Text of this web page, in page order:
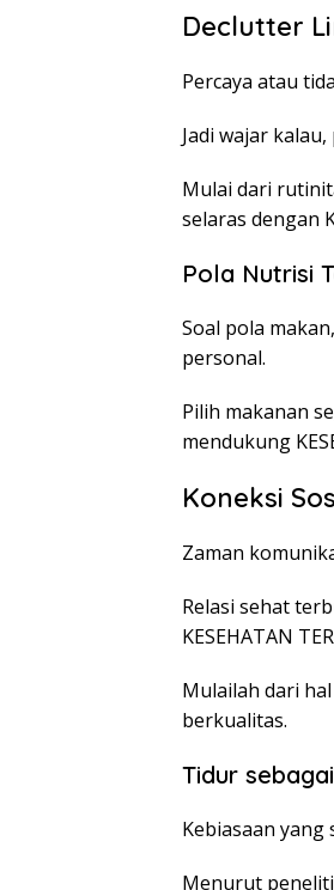
Declutter
Percaya atau
Jadi wajar
Mulai dari
selaras dengan
Pola Nutrisi
Soal pola
personal.
Pilih makanan
mendukung
Koneksi
Zaman
Relasi sehat
KESEHATAN
Mulailah dari
berkualitas.
Tidur
Kebiasaan
Menurut